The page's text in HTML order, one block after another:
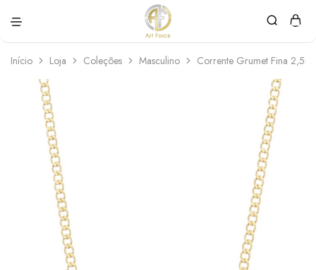
Force
personalizadas
Início Loja Coleções Masculino Corrente Grumet Fina